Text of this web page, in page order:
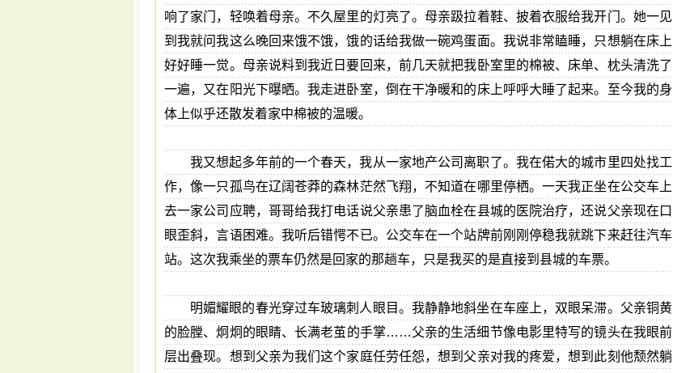
响了家门，轻唤着母亲。不久屋里的灯亮了。母亲趿拉着鞋、披着衣服给我开门。她一见
到我就问我这么晚回来饿不饿，饿的话给我做一碗鸡蛋面。我说非常瞌睡，只想躺在床上
好好睡一觉。母亲说料到我近日要回来，前几天就把我卧室里的棉被、床单、枕头清洗了
一遍，又在阳光下曝晒。我走进卧室，倒在干净暖和的床上呼呼大睡了起来。至今我的身
体上似乎还散发着家中棉被的温暖。
我又想起多年前的一个春天，我从一家地产公司离职了。我在偌大的城市里四处找工
作，像一只孤鸟在辽阔苍莽的森林茫然飞翔，不知道在哪里停栖。一天我正坐在公交车上
去一家公司应聘，哥哥给我打电话说父亲患了脑血栓在县城的医院治疗，还说父亲现在口
眼歪斜，言语困难。我听后错愕不已。公交车在一个站牌前刚刚停稳我就跳下来赶往汽车
站。这次我乘坐的票车仍然是回家的那趟车，只是我买的是直接到县城的车票。
明媚耀眼的春光穿过车玻璃刺人眼目。我静静地斜坐在车座上，双眼呆滞。父亲铜黄
的脸膛、炯炯的眼睛、长满老茧的手掌……父亲的生活细节像电影里特写的镜头在我眼前
层出叠现。想到父亲为我们这个家庭任劳任怨，想到父亲对我的疼爱，想到此刻他颓然躺